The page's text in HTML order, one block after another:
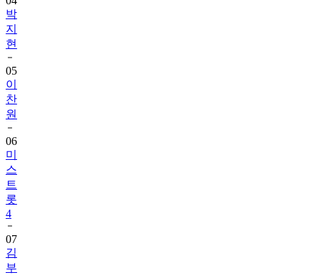
박
지
현
05
이
찬
원
06
미
스
트
롯
4
07
김
부